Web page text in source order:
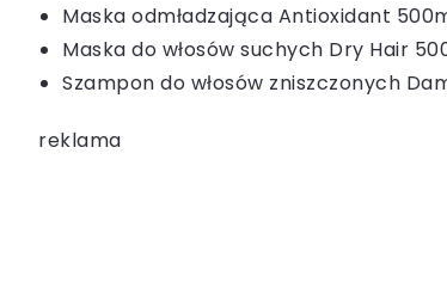
Maska odmładzająca Antioxidant
Maska do włosów suchych Dry Hair
Szampon do włosów zniszczonych
reklama